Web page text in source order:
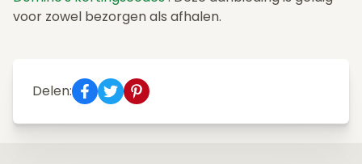
voor zowel bezorgen als afhalen.
Delen: